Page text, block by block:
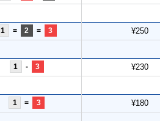
1 = 2 = 3 ¥250
1 - 3 ¥230
1 = 3 ¥180